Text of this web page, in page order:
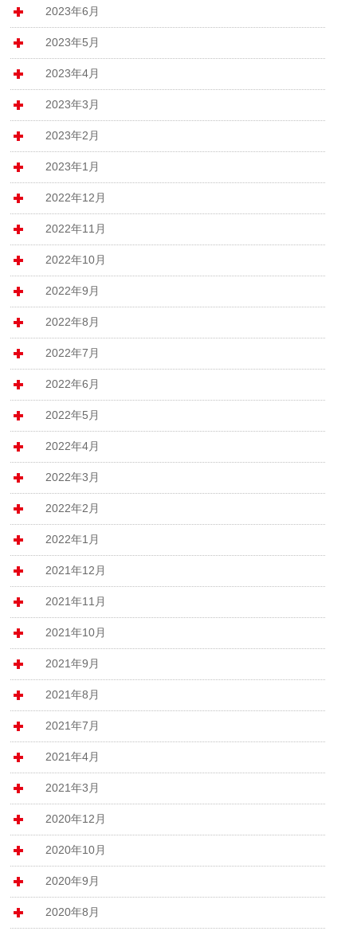
2023年6月
2023年5月
2023年4月
2023年3月
2023年2月
2023年1月
2022年12月
2022年11月
2022年10月
2022年9月
2022年8月
2022年7月
2022年6月
2022年5月
2022年4月
2022年3月
2022年2月
2022年1月
2021年12月
2021年11月
2021年10月
2021年9月
2021年8月
2021年7月
2021年4月
2021年3月
2020年12月
2020年10月
2020年9月
2020年8月